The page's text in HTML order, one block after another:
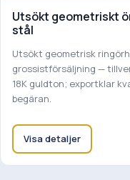
Utsökt geometriskt
stål
Utsökt geometrisk
grossistförsäljning —
18K guldton; exportklar
begäran.
Visa detaljer